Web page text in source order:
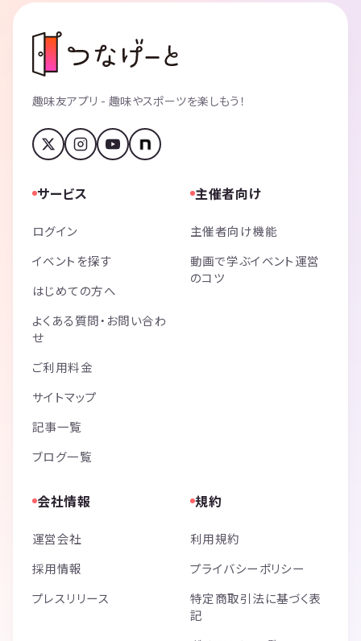
趣味友アプリ - 趣味やスポーツを楽しもう！
サービス
ログイン
イベントを探す
はじめての方へ
よくある質問・お問い合わ
せ
ご利用料金
サイトマップ
記事一覧
ブログ一覧
主催者向け
主催者向け機能
動画で学ぶイベント運営
のコツ
会社情報
運営会社
採用情報
プレスリリース
規約
利用規約
プライバシーポリシー
特定商取引法に基づく表
記